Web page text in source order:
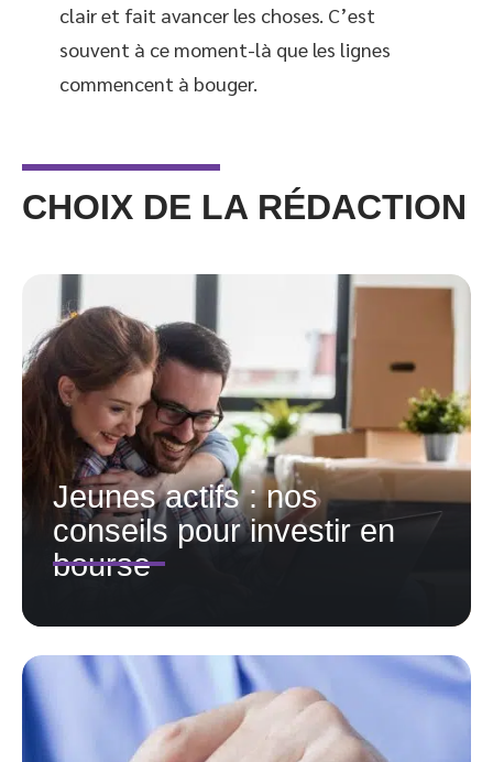
clair et fait avancer les choses. C’est
souvent à ce moment-là que les lignes
commencent à bouger.
CHOIX DE LA RÉDACTION
Jeunes actifs : nos
conseils pour investir en
bourse